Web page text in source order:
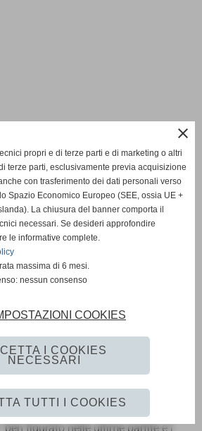
il calciomercato invernale
BONINI STEFANO che consegna
il giovane Gualandri Nicola
ben figurato nelle ultime partite e l
close
propri e di terze parti e di marketing o altri
terze parti, esclusivamente previa acquisizione
con trasferimento dei dati personali verso
Spazio Economico Europeo (SEE, ossia UE +
La chiusura del banner comporta il
necessari. Se desideri approfondire
le informative complete.
massima di 6 mesi.
nessun consenso
COOKIES
I COOKIES
NECESSARI
TUTTI I COOKIES